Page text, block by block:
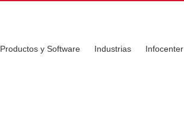
Productos y Software Industrias Infocenter